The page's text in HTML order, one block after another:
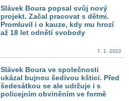
Slávek Boura popsal svůj nový
projekt. Začal pracovat s dětmi.
Promluvil i o kauze, kdy mu hrozí
až 18 let odnětí svobody
7. 1. 2022
Slávek Boura ve společnosti
ukázal bujnou šedivou kštici. Před
šedesátkou se ale udržuje i s
policejním obviněním ve formě